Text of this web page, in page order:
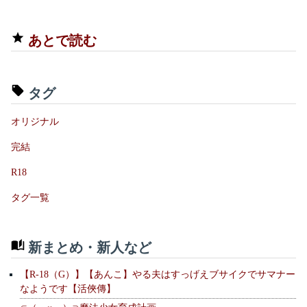
あとで読む
タグ
オリジナル
完結
R18
タグ一覧
新まとめ・新人など
【R-18（G）】【あんこ】やる夫はすっげえブサイクでサマナー
なようです【活俠傳】